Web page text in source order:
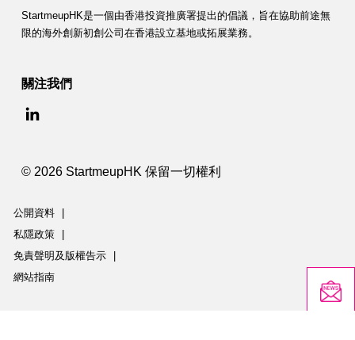
StartmeupHK是一個由香港投資推廣署提出的倡議，旨在協助前途無
限的海外創新初創公司在香港設立基地或拓展業務。
關注我們
© 2026 StartmeupHK 保留一切權利
公開資料
私隱政策
免責聲明及版權告示
網站指南